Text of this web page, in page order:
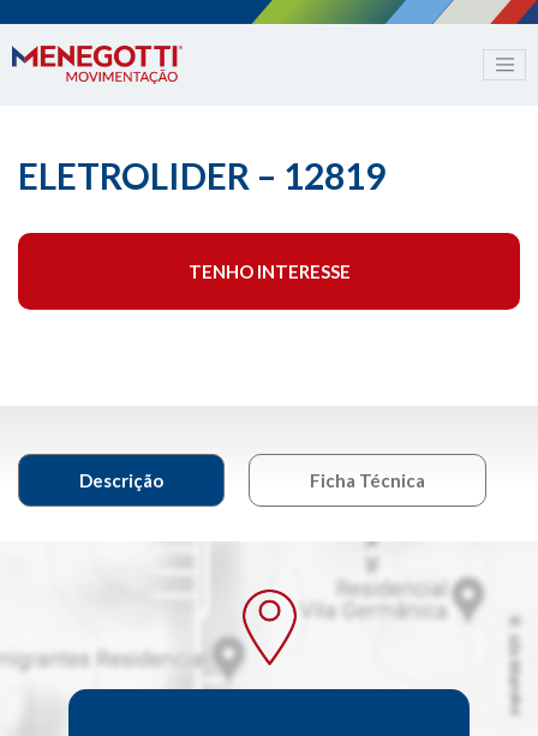
ELETROLIDER – 12819
TENHO INTERESSE
Descrição Ficha Técnica